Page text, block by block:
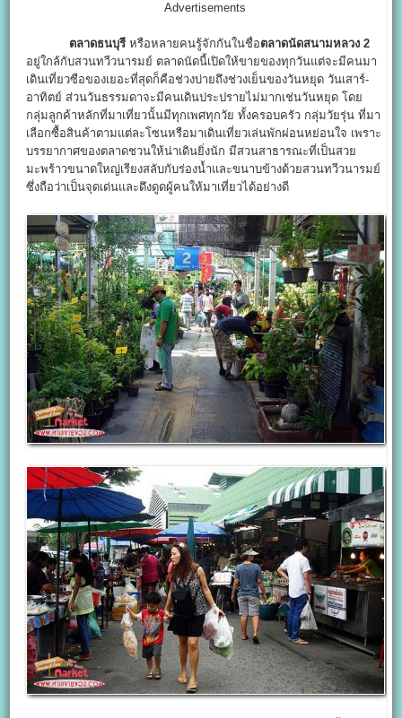
Advertisements
ตลาดธนบุรี หรือหลายคนรู้จักกันในชื่อตลาดนัดสนามหลวง 2
อยู่ใกล้กับสวนทวีวนารมย์ ตลาดนัดนี้เปิดให้ขายของทุกวันแต่จะมีคนมา
เดินเที่ยวซือของเยอะที่สุดก็คือช่วงบ่ายถึงช่วงเย็นของวันหยุด วันเสาร์-
อาทิตย์ ส่วนวันธรรมดาจะมีคนเดินประปรายไม่มากเช่นวันหยุด โดย
กลุ่มลูกค้าหลักที่มาเที่ยวนั้นมีทุกเพศทุกวัย ทั้งครอบครัว กลุ่มวัยรุ่น ที่มา
เลือกซื้อสินค้าตามแต่ละโซนหรือมาเดินเที่ยวเล่นพักผ่อนหย่อนใจ เพราะ
บรรยากาศของตลาดชวนให้น่าเดินยิ่งนัก มีสวนสาธารณะที่เป็นสวย
มะพร้าวขนาดใหญ่เรียงสลับกับร่องน้ำและขนาบข้างด้วยสวนทวีวนารมย์
ซึ่งถือว่าเป็นจุดเด่นและดึงดูดผู้คนให้มาเที่ยวได้อย่างดี